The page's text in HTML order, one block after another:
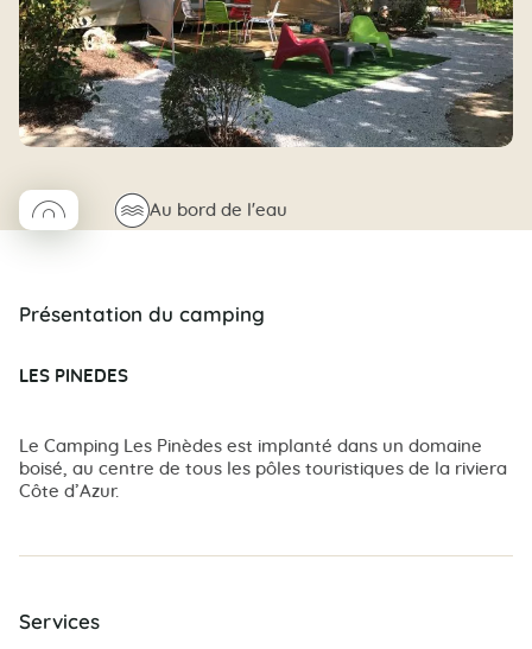
◯Coco rond🌊Au bord de l'eau
Présentation du camping
LES PINEDES
Le Camping Les Pinèdes est implanté dans un domaine
boisé, au centre de tous les pôles touristiques de la riviera
Côte d’Azur.
Services